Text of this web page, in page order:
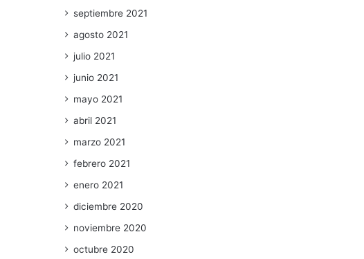
septiembre 2021
agosto 2021
julio 2021
junio 2021
mayo 2021
abril 2021
marzo 2021
febrero 2021
enero 2021
diciembre 2020
noviembre 2020
octubre 2020